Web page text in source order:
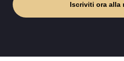
Iscriviti ora alla